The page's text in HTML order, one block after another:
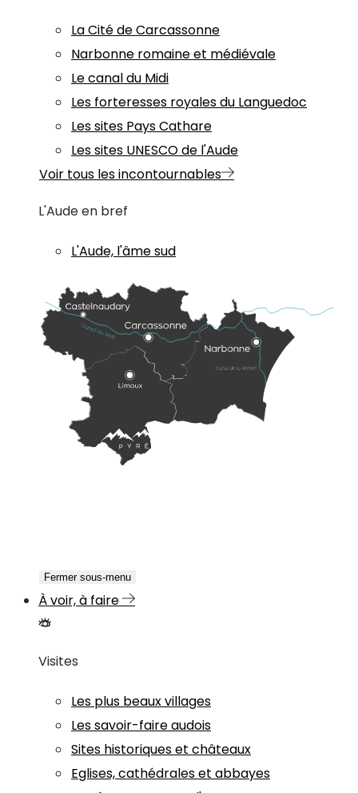
La Cité de Carcassonne
Narbonne romaine et médiévale
Le canal du Midi
Les forteresses royales du Languedoc
Les sites Pays Cathare
Les sites UNESCO de l'Aude
Voir tous les incontournables
L'Aude en bref
L'Aude, l'âme sud
Fermer sous-menu
À voir, à faire
Visites
Les plus beaux villages
Les savoir-faire audois
Sites historiques et châteaux
Eglises, cathédrales et abbayes